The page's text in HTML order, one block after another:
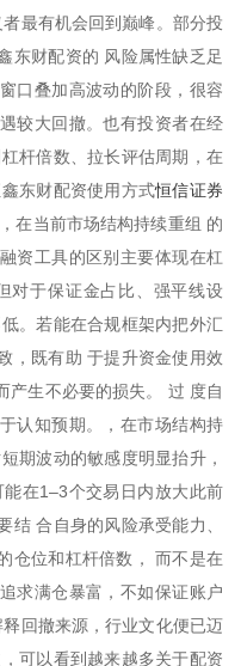
最有机会回到巅峰。部分投
东财配资的 风险属性缺乏足
口叠加高波动的阶段，很容
较大回撤。也有投资者在经
杆倍数、拉长评估周期，在
东财配资使用方式恒信证券
在当前市场结构持续重组 的
资工具的区别主要体现在杠
对于保证金占比、强平线设
。若能在合规框架内把外汇
，既有助 于提升资金使用效
产生不必要的损失。 过 度自
认知预期。，在市场结构持
期波动的敏感度明显抬升，
在1–3个交易日内放大此前
结 合自身的风险承受能力、
仓位和杠杆倍数， 而不是在
求满仓暴富，不如保证账户
回撤来源，行业文化便已迈
可以看到越来越多关于配资